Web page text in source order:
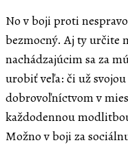
No v boji proti
bezmocný. Aj ty určite
nachádzajúcim sa za
urobiť veľa: či už
dobrovoľníctvom v
každodennou
Možno v boji za